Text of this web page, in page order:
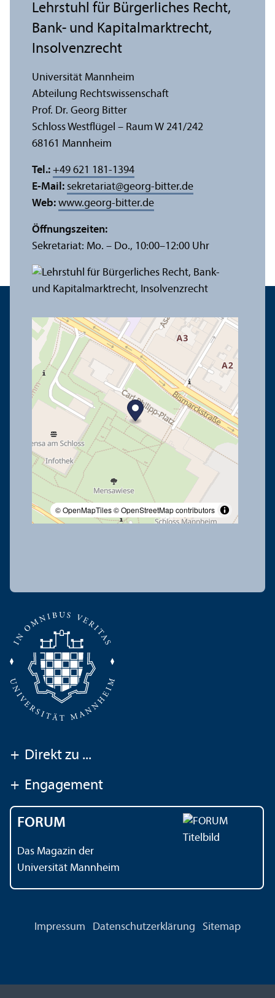
© OpenMapTiles© OpenStreetMap contributors
Lehr­stuhl für Bürgerliches Recht,
Bank- und Kapital­markt­recht,
Insolvenzrecht
Universität Mannheim
Abteilung Rechts­wissenschaft
Prof. Dr. Georg Bitter
Schloss Westflügel – Raum W 241/242
68161 Mannheim
Tel.: +49 621 181-1394
E-Mail: sekretariat@georg-bitter.de
Web: www.georg-bitter.de
Öffnungs­zeiten:
Sekretariat: Mo. – Do., 10:00–12:00 Uhr
+ Direkt zu ...
+ Engagement
FORUM
Das Magazin der
Universität Mannheim
Impressum Datenschutz­erklärung Sitemap